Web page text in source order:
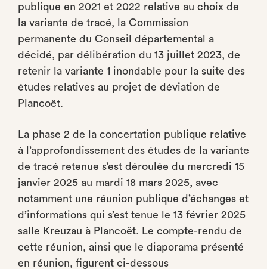
publique en 2021 et 2022 relative au choix de
la variante de tracé, la Commission
permanente du Conseil départemental a
décidé, par délibération du 13 juillet 2023, de
retenir la variante 1 inondable pour la suite des
études relatives au projet de déviation de
Plancoët.
La phase 2 de la concertation publique relative
à l’approfondissement des études de la variante
de tracé retenue s’est déroulée du mercredi 15
janvier 2025 au mardi 18 mars 2025, avec
notamment une réunion publique d’échanges et
d’informations qui s’est tenue le 13 février 2025
salle Kreuzau à Plancoët. Le compte-rendu de
cette réunion, ainsi que le diaporama présenté
en réunion, figurent ci-dessous